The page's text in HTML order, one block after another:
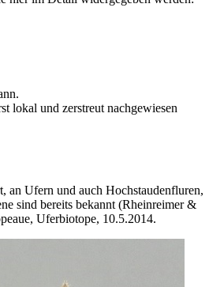
lokal und zerstreut nachgewiesen
an Ufern und auch Hochstaudenfluren,
sind bereits bekannt (Rheinreimer &
Uferbiotope, 10.5.2014.